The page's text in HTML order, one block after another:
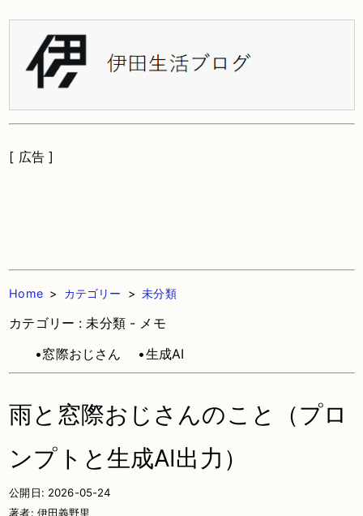
[ 広告 ]
Home> カテゴリー >未分類
カテゴリー : 未分類 - メモ
•窓際おじさん
•生成AI
雨と窓際おじさんのこと（プロ
ンプトと生成AI出力）
公開日: 2026-05-24
著者: 伊田義野里